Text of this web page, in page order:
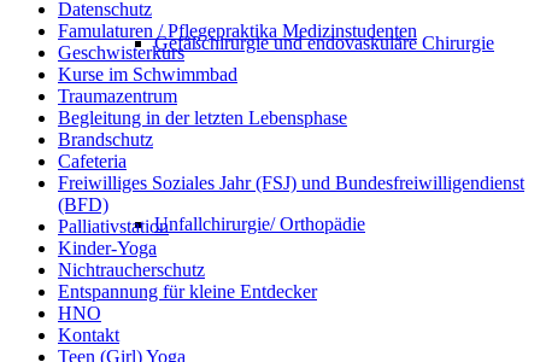
Gefäßchirurgie und endovaskuläre Chirurgie
Unfallchirurgie/ Orthopädie
Datenschutz
Famulaturen / Pflegepraktika Medizinstudenten
Geschwisterkurs
Kurse im Schwimmbad
Traumazentrum
Begleitung in der letzten Lebensphase
Brandschutz
Cafeteria
Freiwilliges Soziales Jahr (FSJ) und Bundesfreiwilligendienst
(BFD)
Palliativstation
Kinder-Yoga
Nichtraucherschutz
Entspannung für kleine Entdecker
HNO
Kontakt
Teen (Girl) Yoga